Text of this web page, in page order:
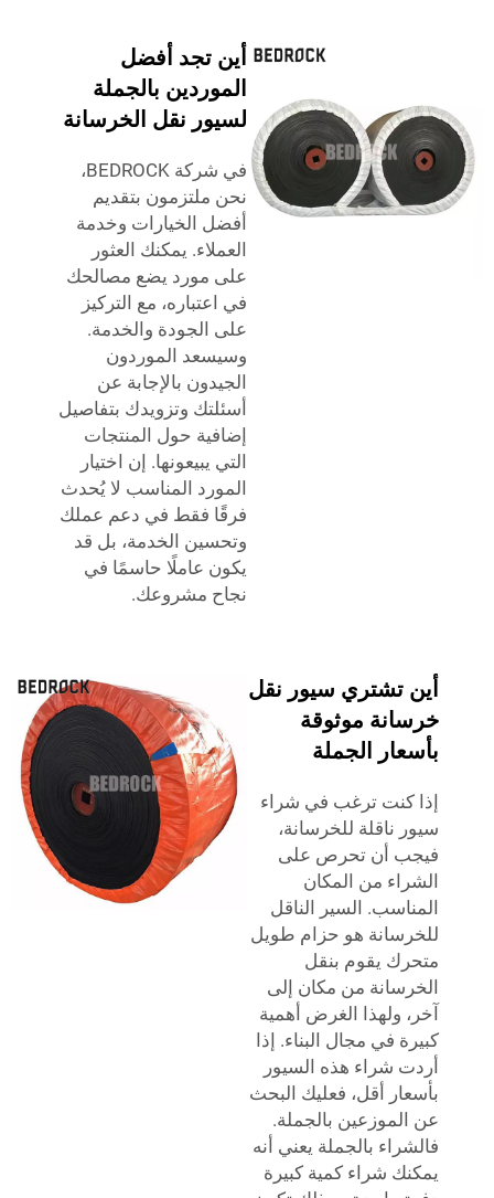
أين تجد أفضل
الموردين بالجملة
لسيور نقل الخرسانة
في شركة BEDROCK،
نحن ملتزمون بتقديم
أفضل الخيارات وخدمة
العملاء. يمكنك العثور
على مورد يضع مصالحك
في اعتباره، مع التركيز
على الجودة والخدمة.
وسيسعد الموردون
الجيدون بالإجابة عن
أسئلتك وتزويدك بتفاصيل
إضافية حول المنتجات
التي يبيعونها. إن اختيار
المورد المناسب لا يُحدث
فرقًا فقط في دعم عملك
وتحسين الخدمة، بل قد
يكون عاملًا حاسمًا في
نجاح مشروعك.
أين تشتري سيور نقل
خرسانة موثوقة
بأسعار الجملة
إذا كنت ترغب في شراء
سيور ناقلة للخرسانة،
فيجب أن تحرص على
الشراء من المكان
المناسب. السير الناقل
للخرسانة هو حزام طويل
متحرك يقوم بنقل
الخرسانة من مكان إلى
آخر، ولهذا الغرض أهمية
كبيرة في مجال البناء. إذا
أردت شراء هذه السيور
بأسعار أقل، فعليك البحث
عن الموزعين بالجملة.
فالشراء بالجملة يعني أنه
يمكنك شراء كمية كبيرة